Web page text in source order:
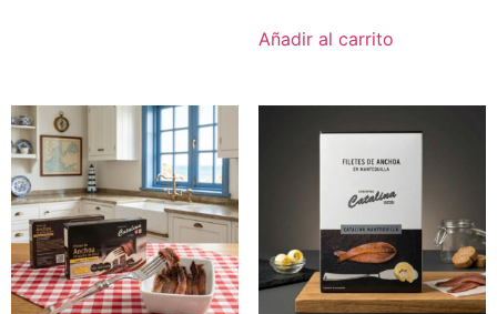
Añadir al carrito